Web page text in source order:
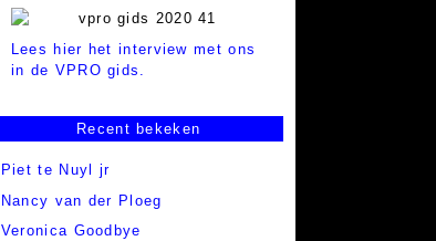
Lees hier het interview met ons
in de VPRO gids.
Recent bekeken
Piet te Nuyl jr
Nancy van der Ploeg
Veronica Goodbye